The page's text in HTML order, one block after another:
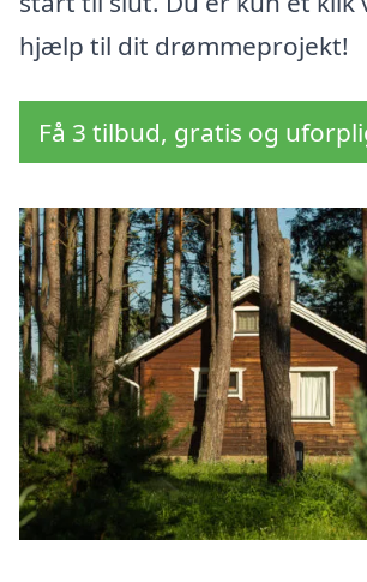
hjælp til dit drømmeprojekt!
Få 3 tilbud, gratis og